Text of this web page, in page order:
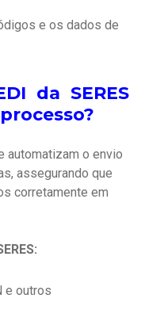
e os dados de
da SERES
automatizam o envio
assegurando que
corretamente em
e outros